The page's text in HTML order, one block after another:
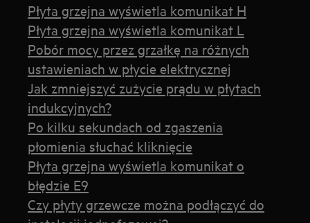
Płyta grzejna wyświetla komunikat H
Płyta grzejna wyświetla komunikat L
Pobór mocy przez grzałkę na różnych
ustawieniach w płycie elektrycznej
Jak zmniejszyć zużycie prądu w płytach
indukcyjnych?
Po kilku sekundach od zgaszenia
płomienia słuchać kliknięcie
Płyta grzejna wyświetla komunikat o
błędzie E9
Czy płyty grzewcze można podłączyć do